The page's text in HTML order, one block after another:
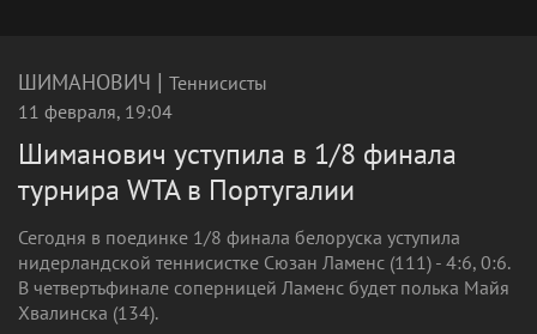
ШИМАНОВИЧ | Теннисисты
11 февраля, 19:04
Шиманович уступила в 1/8 финала
турнира WTA в Португалии
Сегодня в поединке 1/8 финала белоруска уступила
нидерландской теннисистке Сюзан Ламенс (111) - 4:6, 0:6.
В четвертьфинале соперницей Ламенс будет полька Майя
Хвалинска (134).